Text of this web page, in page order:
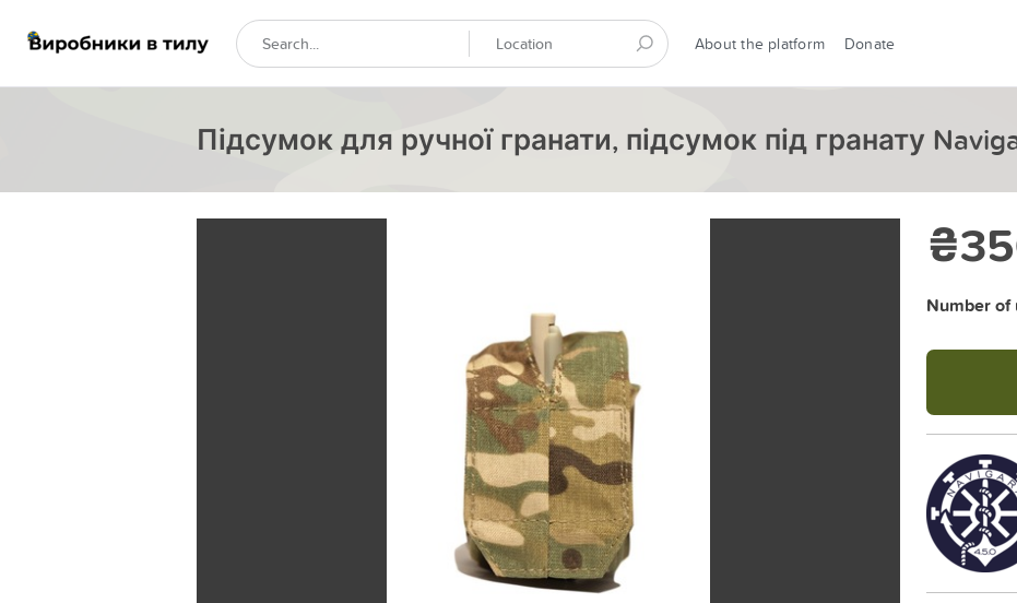
About the platform Donate
Підсумок для ручної гранати, підсумок під гранату
Number of